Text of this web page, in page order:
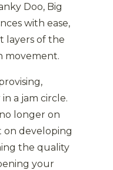
Doo, Big
with ease,
layers of the
movement.
a jam circle.
longer on
on developing
the quality
your